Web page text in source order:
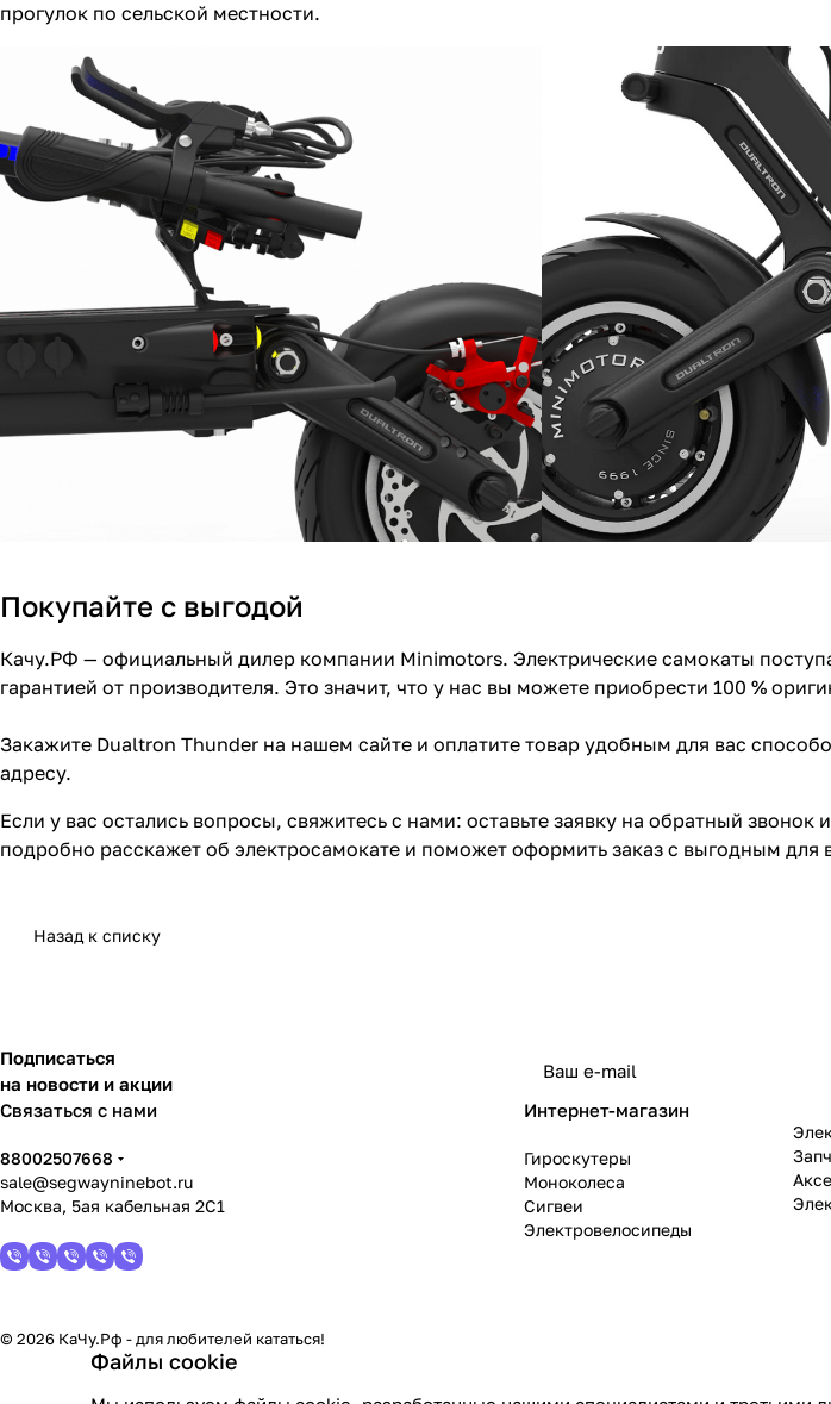
прогулок по сельской местности.
Покупайте с выгодой
Качу.РФ — официальный дилер компании Minimotors. Электрические самокаты
гарантией от производителя. Это значит, что у нас вы можете приобрести 100 %
Закажите Dualtron Thunder на нашем сайте и оплатите товар удобным для вас
адресу.
Если у вас остались вопросы, свяжитесь с нами: оставьте заявку на обратный
подробно расскажет об электросамокате и поможет оформить заказ с выгодным для
Назад к списку
Подписаться
на новости и акции
Связаться с нами
88002507668
sale@segwayninebot.ru
Москва, 5ая кабельная 2С1
Интернет-магазин
Гироскутеры
Моноколеса
Сигвеи
Электровелосипеды
© 2026 КаЧу.Рф - для любителей кататься!
Файлы cookie